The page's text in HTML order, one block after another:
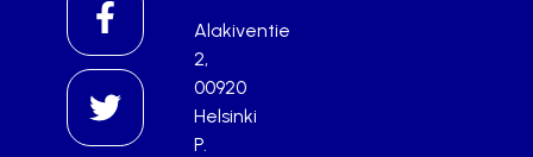
Alakiventie
2,
00920
Helsinki
P.